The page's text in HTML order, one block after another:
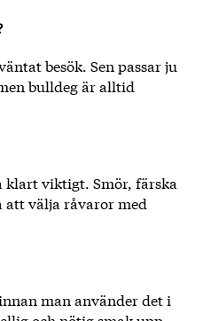
besök. Sen passar ju
bulldeg är alltid
viktigt. Smör, färska
att välja råvaror med
man använder det i